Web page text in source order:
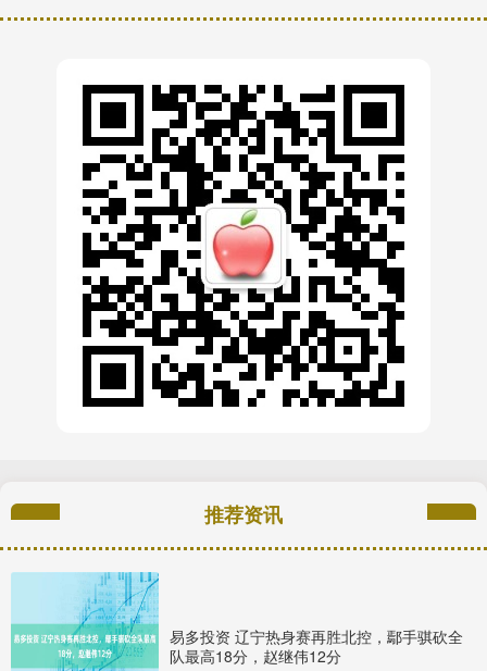
推荐资讯
易多投资 辽宁热身赛再胜北控，鄢手骐砍全
队最高18分，赵继伟12分